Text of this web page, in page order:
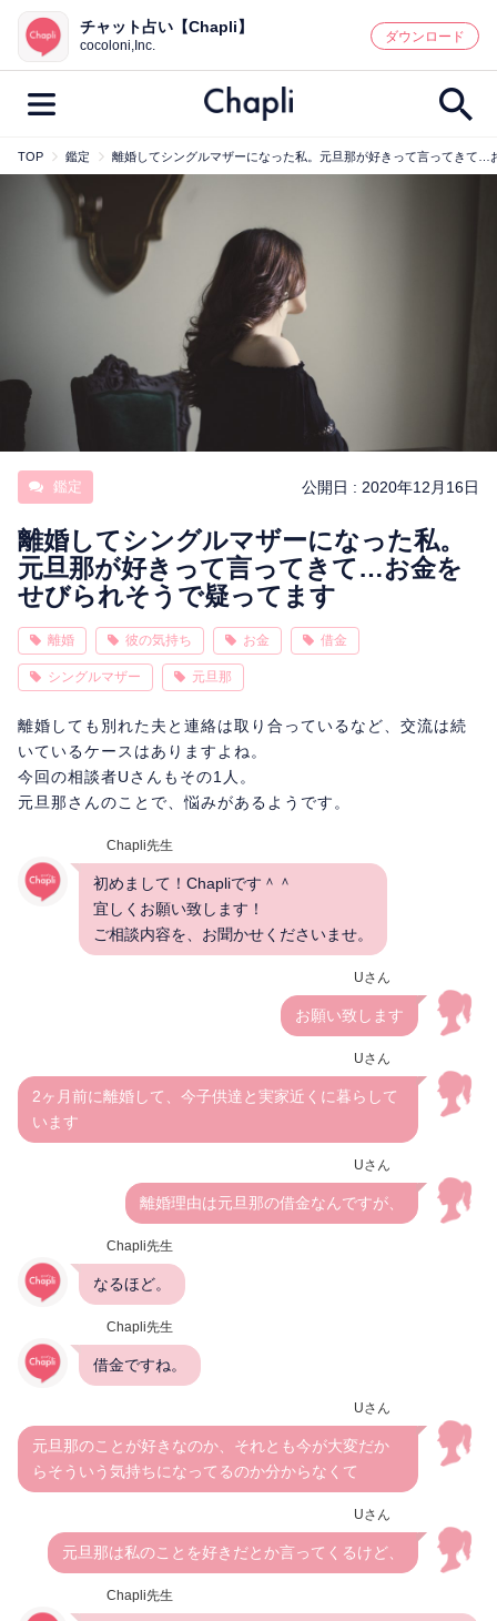
鑑定記事・占い師検索
最新記事一覧
人気記事一覧
カテゴリー別
占い師 キャンペーン
キーワード別
彼の気持ち 恋の行方 時期
今週の運勢 彼氏 片思い 結婚
相性
チャット占い【Chapli】
cocoloni,Inc.
ダウンロード
TOP 鑑定 離婚してシングルマザーになった私。元旦那が好きって言ってきて…
鑑定 公開日 : 2020年12月16日
離婚してシングルマザーになった私。
元旦那が好きって言ってきて…お金を
せびられそうで疑ってます
離婚 彼の気持ち お金 借金
シングルマザー 元旦那
離婚しても別れた夫と連絡は取り合っているなど、交流は続
いているケースはありますよね。
今回の相談者Uさんもその1人。
元旦那さんのことで、悩みがあるようです。
Chapli先生
初めまして！Chapliです＾＾
宜しくお願い致します！
ご相談内容を、お聞かせくださいませ。
Uさん
お願い致します
Uさん
2ヶ月前に離婚して、今子供達と実家近くに暮らして
います
Uさん
離婚理由は元旦那の借金なんですが、
Chapli先生
なるほど。
Chapli先生
借金ですね。
Uさん
元旦那のことが好きなのか、それとも今が大変だか
らそういう気持ちになってるのか分からなくて
Uさん
元旦那は私のことを好きだとか言ってくるけど、
Chapli先生